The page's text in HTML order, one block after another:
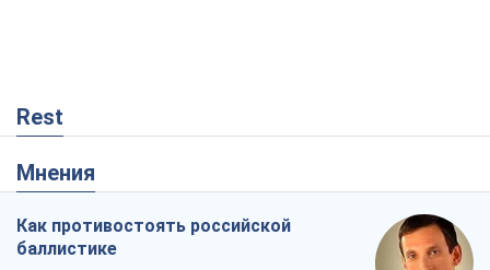
Rest
Мнения
Как противостоять российской
баллистике